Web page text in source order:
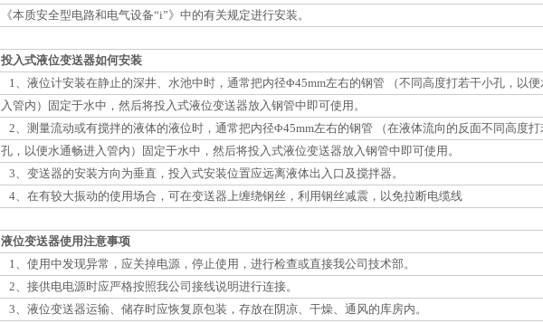
《本质安全型电路和电气设备“i”》中的有关规定进行安装。
投入式液位变送器如何安装
1、液位计安装在静止的深井、水池中时，通常把内径Φ45mm左右的钢管
（不同高度打若干小孔，以
入管内）固定于水中，然后将投入式液位变送器放入钢管中即可使用。
2、测量流动或有搅拌的液体的液位时，通常把内径Φ45mm左右的钢管
（在液体流向的反面不同高度
孔，以便水通畅进入管内）固定于水中，然后将投入式液位变送器放入钢管中即可使用。
3、变送器的安装方向为垂直，投入式安装位置应远离液体出入口及搅拌器。
4、在有较大振动的使用场合，可在变送器上缠绕钢丝，利用钢丝减震，以免拉断电缆线
液位变送器使用注意事项
1、使用中发现异常，应关掉电源，停止使用，进行检查或直接我公司技术部。
2、接供电电源时应严格按照我公司接线说明进行连接。
3、液位变送器运输、储存时应恢复原包装，存放在阴凉、干燥、通风的库房内。